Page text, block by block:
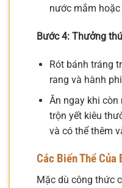
nước mắm
Bước 4: Thưởng
Rót bánh tráng
rang và hành
Ăn ngay khi còn
trộn yết kiêu
và có thể thêm
Các Biến Thể Của
Mặc dù công thức